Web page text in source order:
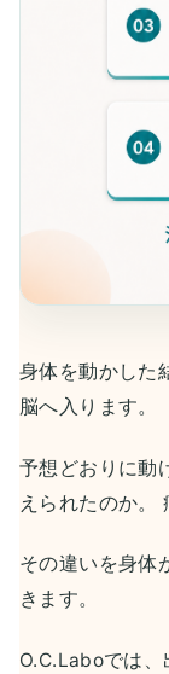
身体を動かした
脳へ入ります。
予想どおりに動
えられたのか。
その違いを身体
きます。
O.C.Laboでは